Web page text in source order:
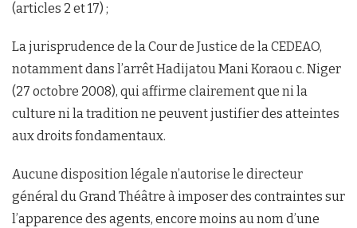
(articles 2 et 17) ;
La jurisprudence de la Cour de Justice de la CEDEAO,
notamment dans l’arrêt Hadijatou Mani Koraou c. Niger
(27 octobre 2008), qui affirme clairement que ni la
culture ni la tradition ne peuvent justifier des atteintes
aux droits fondamentaux.
Aucune disposition légale n’autorise le directeur
général du Grand Théâtre à imposer des contraintes sur
l’apparence des agents, encore moins au nom d’une